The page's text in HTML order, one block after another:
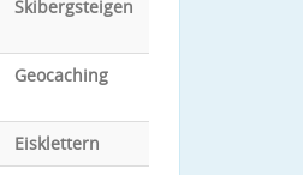
Skibergsteigen
Geocaching
Eisklettern